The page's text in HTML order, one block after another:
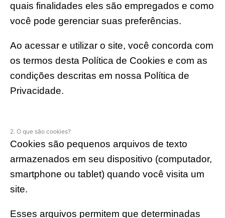
quais finalidades eles são empregados e como
você pode gerenciar suas preferências.
Ao acessar e utilizar o site, você concorda com
os termos desta Política de Cookies e com as
condições descritas em nossa Política de
Privacidade.
2. O que são cookies?
Cookies são pequenos arquivos de texto
armazenados em seu dispositivo (computador,
smartphone ou tablet) quando você visita um
site.
Esses arquivos permitem que determinadas